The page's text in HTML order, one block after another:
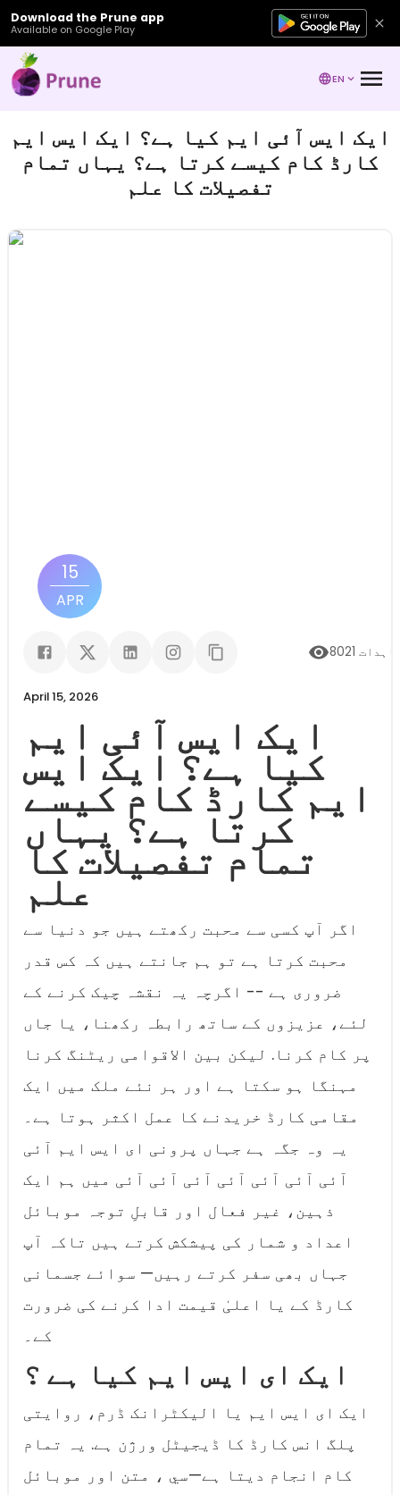
Download the Prune app
Available on Google Play
EN
ایک ایس آئی ایم کیا ہے؟ ایک ایس ایم
کارڈ کام کیسے کرتا ہے؟ یہاں تمام
تفصیلات کا علم
15
APR
8021
April 15, 2026
ایک ایس آئی ایم
کیا ہے؟ ایک ایس
ایم کارڈ کام کیسے
کرتا ہے؟ یہاں
تمام تفصیلات کا
علم
اگر آپ کسی سے محبت رکھتے ہیں جو دنیا سے
محبت کرتا ہے تو ہم جانتے ہیں کہ کس قدر
ضروری ہے -- اگرچہ یہ نقشہ چیک کرنے کے
لئے، عزیزوں کے ساتھ رابطہ رکھنا، یا جاں
پر کام کرنا. لیکن بین الاقوامی ریٹنگ کرنا
مہنگا ہو سکتا ہے اور ہر نئے ملک میں ایک
مقامی کارڈ خریدنے کا عمل اکثر ہوتا ہے۔
یہ وہ جگہ ہے جہاں پرونی ای ایس ایم آئی
آئی آئی آئی آئی آئی آئی آئی میں ہم ایک
ذہین، غیر فعال اور قابلِ توجہ موبائل
اعداد و شمار کی پیشکش کرتے ہیں تاکہ آپ
جہاں بھی سفر کرتے رہیں— سوائے جسمانی
کارڈ کے یا اعلیٰ قیمت ادا کرنے کی ضرورت
کے۔
ایک ای ایس ایم کیا ہے ؟
ایک ای ایس ایم یا الیکٹرانک ڈرم، روایتی
پلگ انس کارڈ کا ڈیجیٹل ورژن ہے. یہ تمام
کام انجام دیتا ہے—سي ، متن اور موبائل